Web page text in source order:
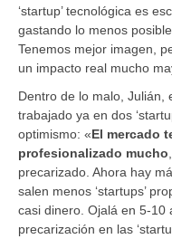
‘startup’ tecnológica es
gastando lo menos
Tenemos mejor imagen,
un impacto real mucho
Dentro de lo malo, Julián,
trabajado ya en dos
optimismo: «El mercado
profesionalizado mucho
precarizado. Ahora hay
salen menos ‘startups’
casi dinero. Ojalá en 5-10
precarización en las